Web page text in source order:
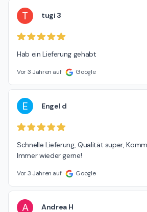
T tugi 3
Hab ein Lieferung gehabt
Vor 3 Jahren auf Google
E Engel d
Schnelle Lieferung, Qualität super,
Immer wieder gerne!
Vor 3 Jahren auf Google
A Andrea H